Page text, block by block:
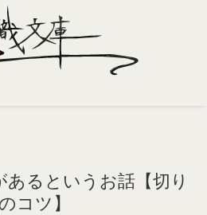
るというお話【切り
コツ】